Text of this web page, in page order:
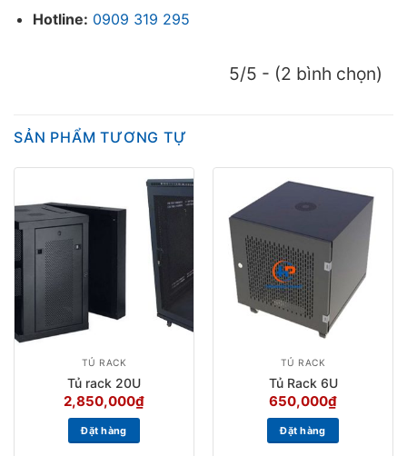
Hotline: 0909 319 295
5/5 - (2 bình chọn)
SẢN PHẨM TƯƠNG TỰ
TỦ RACK
Tủ rack 20U
2,850,000₫
Đặt hàng
TỦ RACK
Tủ Rack 6U
650,000₫
Đặt hàng